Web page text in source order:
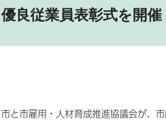
優良従業員表彰式を開催
市と市雇用・人材育成推進協議会が、